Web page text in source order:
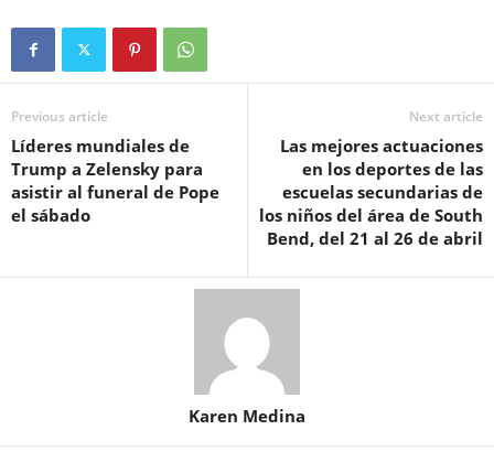
Previous article
Líderes mundiales de
Trump a Zelensky para
asistir al funeral de Pope
el sábado
Next article
Las mejores actuaciones
en los deportes de las
escuelas secundarias de
los niños del área de South
Bend, del 21 al 26 de abril
Karen Medina